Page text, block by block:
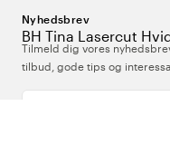
BH Tina Lasercut
Nyhedsbrev
Tilmeld dig vores
tilbud, gode tips og
Indtast din e-mailadresse